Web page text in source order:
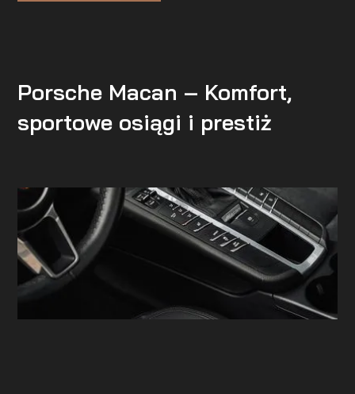
Porsche Macan – Komfort,
sportowe osiągi i prestiż